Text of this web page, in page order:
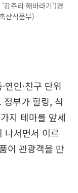
주리 해바라기'(경
산식품부)
인·친구 단위
정부가 힐링, 식
지 테마를 앞세
나서면서 이르
이 관광객을 만